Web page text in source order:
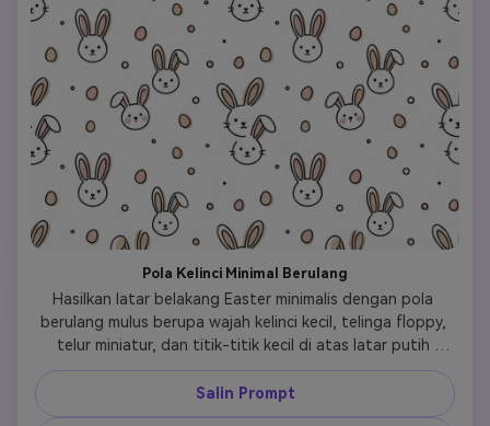
Pola Kelinci Minimal Berulang
Hasilkan latar belakang Easter minimalis dengan pola
berulang mulus berupa wajah kelinci kecil, telinga floppy,
telur miniatur, dan titik-titik kecil di atas latar putih
bersih. Gunakan seni garis hitam dengan aksen blush
pucat dan beige lembut, menjaga bentuk tetap
sederhana, seimbang, dan modern. Hasilnya harus terasa
Salin Prompt